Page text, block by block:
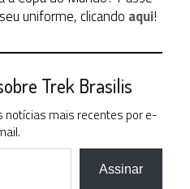
uniforme, clicando aqui!
Trek Brasilis
notícias mais recentes por e-
Assinar